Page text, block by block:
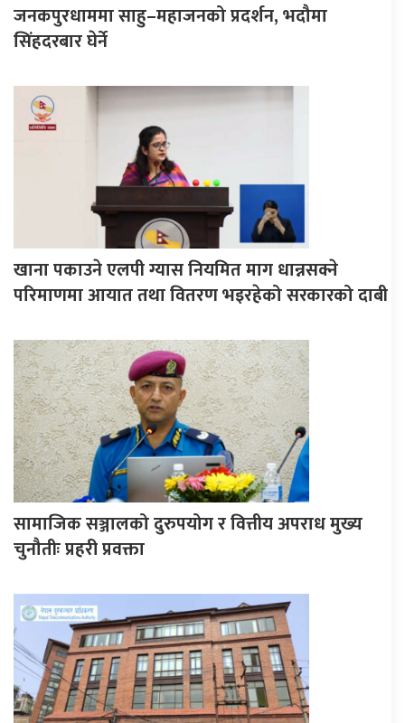
जनकपुरधाममा साहु–महाजनको प्रदर्शन, भदौमा
सिंहदरबार घेर्ने
खाना पकाउने एलपी ग्यास नियमित माग धान्नसक्ने
परिमाणमा आयात तथा वितरण भइरहेको सरकारको दाबी
सामाजिक सञ्जालको दुरुपयोग र वित्तीय अपराध मुख्य
चुनौतीः प्रहरी प्रवक्ता